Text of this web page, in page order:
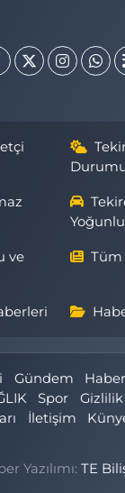
ve
Tüm
Gündem Haber
Spor
İletişim
Yazılımı: TE